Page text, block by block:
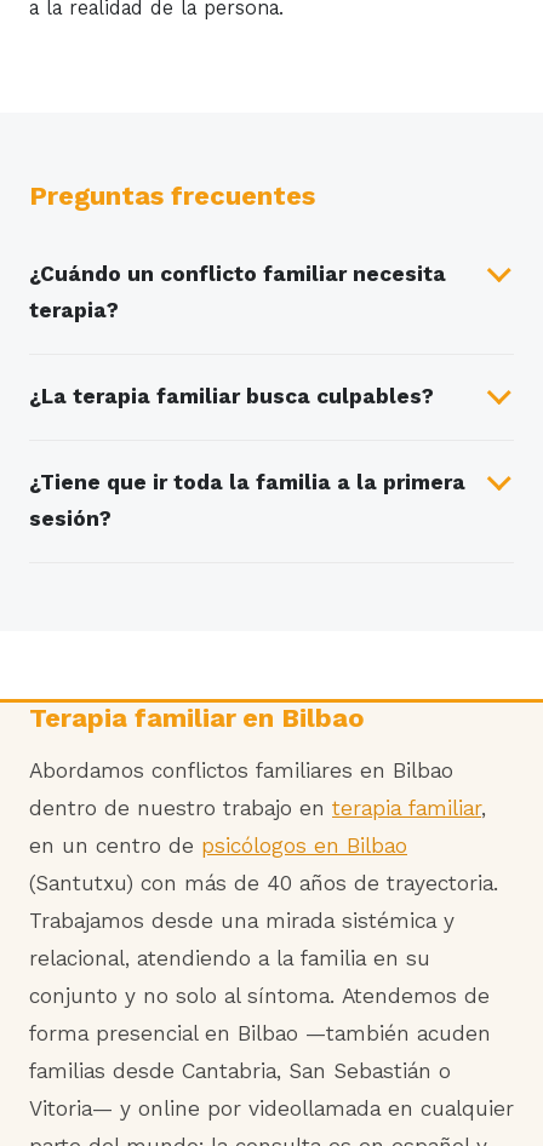
a la realidad de la persona.
Preguntas frecuentes
¿Cuándo un conflicto familiar necesita
terapia?
¿La terapia familiar busca culpables?
¿Tiene que ir toda la familia a la primera
sesión?
Terapia familiar en Bilbao
Abordamos conflictos familiares en Bilbao
dentro de nuestro trabajo en terapia familiar,
en un centro de psicólogos en Bilbao
(Santutxu) con más de 40 años de trayectoria.
Trabajamos desde una mirada sistémica y
relacional, atendiendo a la familia en su
conjunto y no solo al síntoma. Atendemos de
forma presencial en Bilbao —también acuden
familias desde Cantabria, San Sebastián o
Vitoria— y online por videollamada en cualquier